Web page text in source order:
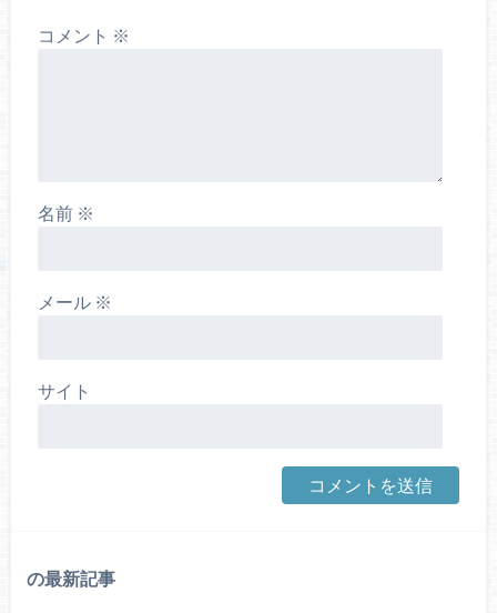
コメント ※
名前 ※
メール ※
サイト
の最新記事